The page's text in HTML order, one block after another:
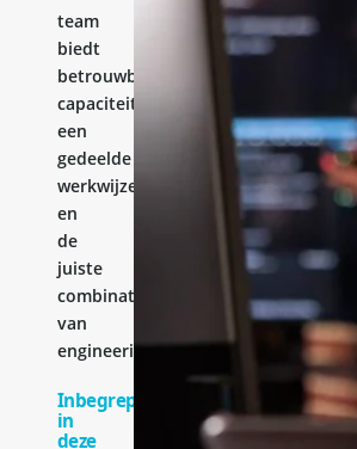
team
biedt
betrouwbare
capaciteit,
een
gedeelde
werkwijze
en
de
juiste
combinatie
van
engineeringervaring.
Inbegrepen
in
deze